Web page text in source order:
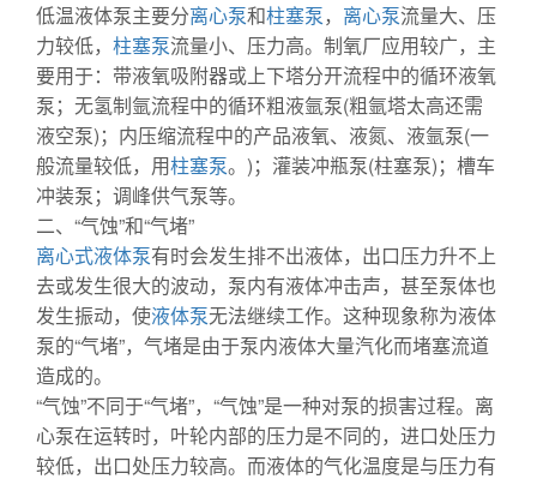
低温液体泵主要分离心泵和柱塞泵， 离心泵流量大、压
力较低， 柱塞泵流量小、压力高。制氧厂应用较广，主
要用于：带液氧吸附器或上下塔分开流程中的循环液氧
泵；无氢制氩流程中的循环粗液氩泵(粗氩塔太高还需
液空泵)；内压缩流程中的产品液氧、液氮、液氩泵(一
般流量较低，用柱塞泵。)；灌装冲瓶泵(柱塞泵)；槽车
冲装泵；调峰供气泵等。
二、“气蚀”和“气堵”
离心式液体泵有时会发生排不出液体，出口压力升不上
去或发生很大的波动，泵内有液体冲击声，甚至泵体也
发生振动，使液体泵无法继续工作。这种现象称为液体
泵的“气堵”，气堵是由于泵内液体大量汽化而堵塞流道
造成的。
“气蚀”不同于“气堵”，“气蚀”是一种对泵的损害过程。离
心泵在运转时，叶轮内部的压力是不同的，进口处压力
较低，出口处压力较高。而液体的气化温度是与压力有